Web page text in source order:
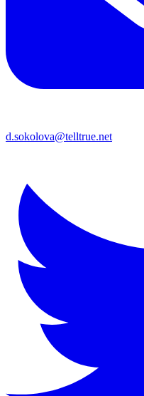
d.sokolova@telltrue.net